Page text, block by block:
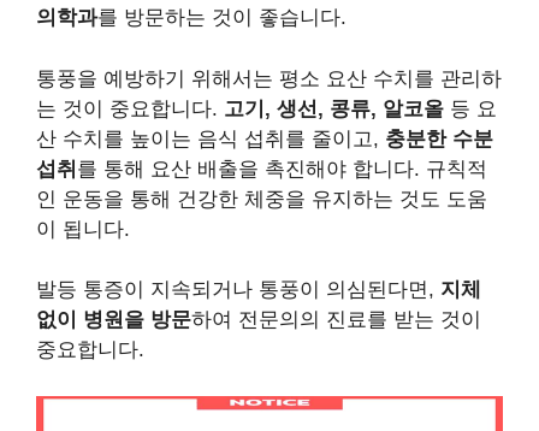
의학과를 방문하는 것이 좋습니다.
통풍을 예방하기 위해서는 평소 요산 수치를 관리하
는 것이 중요합니다. 고기, 생선, 콩류, 알코올 등 요
산 수치를 높이는 음식 섭취를 줄이고, 충분한 수분
섭취 를 통해 요산 배출을 촉진해야 합니다. 규칙적
인 운동을 통해 건강한 체중을 유지하는 것도 도움
이 됩니다.
발등 통증이 지속되거나 통풍이 의심된다면, 지체
없이 병원을 방문하여 전문의의 진료를 받는 것이
중요합니다.